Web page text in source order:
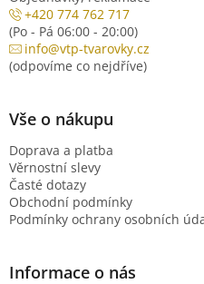
+420 774 762 717
(Po - Pá 06:00 - 20:00)
info@vtp-tvarovky.cz
(odpovíme co nejdříve)
Vše o nákupu
Doprava a platba
Věrnostní slevy
Časté dotazy
Obchodní podmínky
Podmínky ochrany osobních
Informace o nás